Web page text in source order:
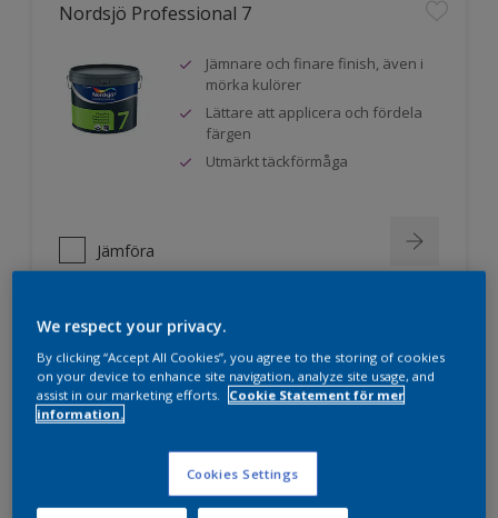
Nordsjö Professional 7
Jämnare och finare finish, även i
mörka kulörer
Lättare att applicera och fördela
färgen
Utmärkt täckförmåga
Jämföra
Nordsjö Professional 10
Jämnare och finare finish, även i
Lättare att applicera och fördela
färgen
Utmärkt täckförmåga
We respect your privacy.
By clicking “Accept All Cookies”, you agree to the storing of cookies
on your device to enhance site navigation, analyze site usage, and
assist in our marketing efforts.
Cookie Statement för mer
information.
Cookies Settings